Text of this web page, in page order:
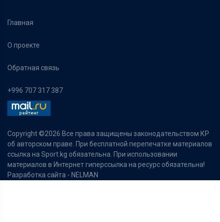
Главная
О проекте
Обратная связь
+996 707 317 387
Copyright ©2026 Все права защищены законодательством КР
об авторском праве. При бесплатной перепечатке материалов
ссылка на Sport.kg обязательна. При использовании
материалов в Интернет гиперссылка на ресурс обязательна!
Разработка сайта - NELMAN